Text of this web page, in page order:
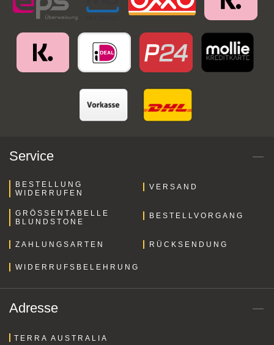
Service
BESTELLUNG
WIDERRUFEN
VERSAND
GRÖSSENTABELLE B
LUNDSTONE
BESTELLVORGANG
ZAHLUNGSARTEN RÜCKSENDUNG
WIDERRUFSBELEHRUNG
Adresse
TERRA AUSTRALIA